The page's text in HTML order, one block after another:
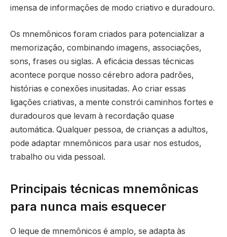
imensa de informações de modo criativo e duradouro.
Os mnemônicos foram criados para potencializar a
memorização, combinando imagens, associações,
sons, frases ou siglas. A eficácia dessas técnicas
acontece porque nosso cérebro adora padrões,
histórias e conexões inusitadas. Ao criar essas
ligações criativas, a mente constrói caminhos fortes e
duradouros que levam à recordação quase
automática. Qualquer pessoa, de crianças a adultos,
pode adaptar mnemônicos para usar nos estudos,
trabalho ou vida pessoal.
Principais técnicas mnemônicas
para nunca mais esquecer
O leque de mnemônicos é amplo, se adapta às